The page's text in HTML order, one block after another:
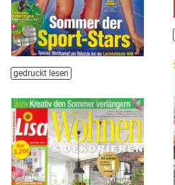
gedruckt lesen